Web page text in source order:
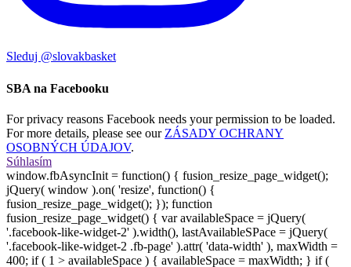
Sleduj @slovakbasket
SBA na Facebooku
For privacy reasons Facebook needs your permission to be loaded.
For more details, please see our ZÁSADY OCHRANY
OSOBNÝCH ÚDAJOV.
Súhlasím
window.fbAsyncInit = function() { fusion_resize_page_widget();
jQuery( window ).on( 'resize', function() {
fusion_resize_page_widget(); }); function
fusion_resize_page_widget() { var availableSpace = jQuery(
'.facebook-like-widget-2' ).width(), lastAvailableSPace = jQuery(
'.facebook-like-widget-2 .fb-page' ).attr( 'data-width' ), maxWidth =
400; if ( 1 > availableSpace ) { availableSpace = maxWidth; } if (